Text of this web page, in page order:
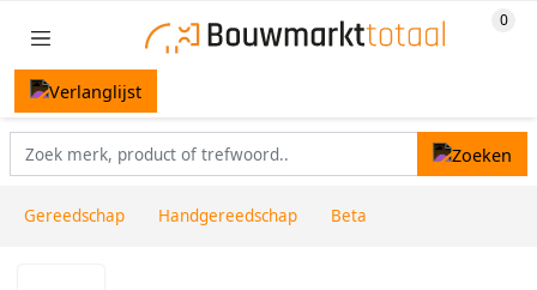
Gereedschap Handgereedschap Beta